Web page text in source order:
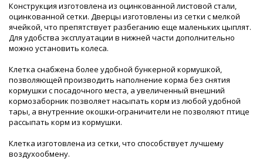
Конструкция изготовлена из оцинкованной листовой стали,
оцинкованной сетки. Дверцы изготовлены из сетки с мелкой
ячейкой, что препятствует разбеганию еще маленьких цыплят.
Для удобства эксплуатации в нижней части дополнительно
можно установить колеса.
Клетка снабжена более удобной бункерной кормушкой,
позволяющей производить наполнение корма без снятия
кормушки с посадочного места, а увеличенный внешний
кормозаборник позволяет насыпать корм из любой удобной
тары, а внутренние окошки-ограничители не позволяют птице
рассыпать корм из кормушки.
Клетка изготовлена из сетки, что способствует лучшему
воздухообмену.